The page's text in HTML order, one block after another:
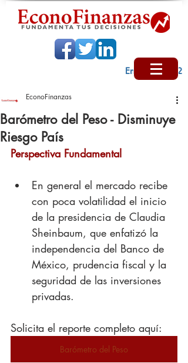
Encabezado 2
Barómetro del Peso - Disminuye
Riesgo País
EconoFinanzas
Perspectiva Fundamental
En general el mercado recibe
con poca volatilidad el inicio
de la presidencia de Claudia
Sheinbaum, que enfatizó la
independencia del Banco de
México, prudencia fiscal y la
seguridad de las inversiones
privadas.
Solicita el reporte completo aquí:
Barómetro del Peso